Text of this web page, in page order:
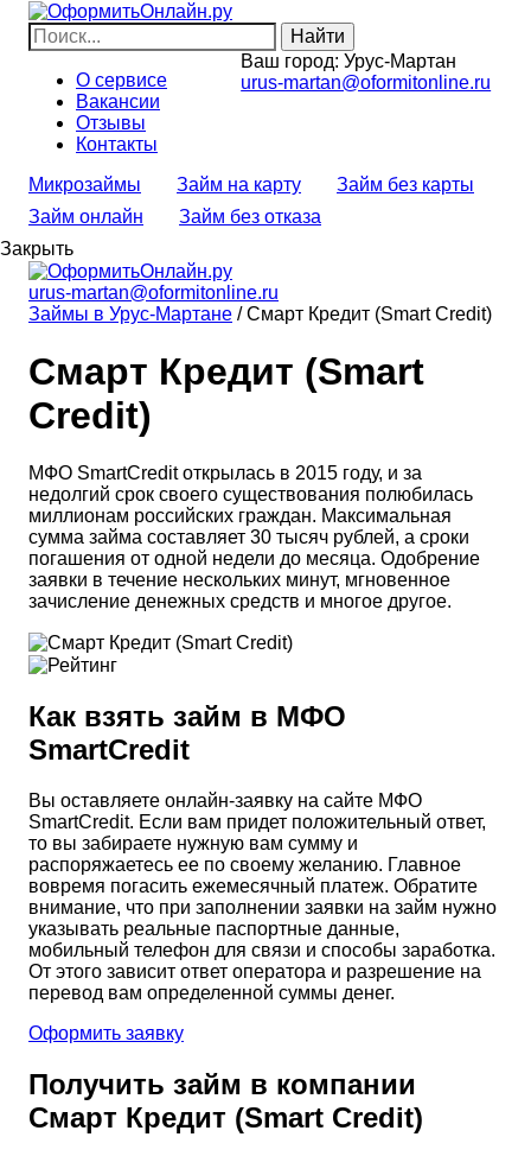
О сервисе
Вакансии
Отзывы
Контакты
Ваш город:Урус-Мартан
urus-martan@oformitonline.ru
Микрозаймы Займ на карту
Займ без карты
Займ онлайн
Займ без отказа
Закрыть
urus-martan@oformitonline.ru
Займы в Урус-Мартане / Смарт Кредит (Smart Credit)
Смарт Кредит (Smart
Credit)
МФО SmartCredit открылась в 2015 году, и за
недолгий срок своего существования полюбилась
миллионам российских граждан. Максимальная
сумма займа составляет 30 тысяч рублей, а сроки
погашения от одной недели до месяца. Одобрение
заявки в течение нескольких минут, мгновенное
зачисление денежных средств и многое другое.
Как взять займ в МФО
SmartCredit
Вы оставляете онлайн-заявку на сайте МФО
SmartCredit. Если вам придет положительный ответ,
то вы забираете нужную вам сумму и
распоряжаетесь ее по своему желанию. Главное
вовремя погасить ежемесячный платеж. Обратите
внимание, что при заполнении заявки на займ нужно
указывать реальные паспортные данные,
мобильный телефон для связи и способы заработка.
От этого зависит ответ оператора и разрешение на
перевод вам определенной суммы денег.
Оформить заявку
Получить займ в компании
Смарт Кредит (Smart Credit)